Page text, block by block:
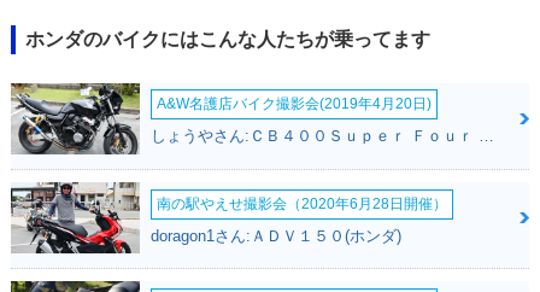
ー設定となり、ハンドルに振動抑制のためのインナーウェイト接地などに
よって、長距離走行性とその際の疲労軽減を図った。クラッチがアシスト
スリッパークラッチになったのも寄与。メーターにはギアポジションも表
示するようになった。また、従来は標準仕様/タイプLDという設定だった
が、標準仕様とサスストロークの長い＜s＞タイプというラインナップに
なった。2019年までのタイプLDと、2021年の標準仕様のシート高は同じ
式が8BK-MD47となった。2025年3月発売モデルでは、ラジエターグリル
やサイドカバーの形状が変更された。
ホンダのバイクにはこんな人たちが乗ってます
A&W名護店バイク撮影会(2019年4月20日)
しょうやさん:ＣＢ４００Ｓｕｐｅｒ Ｆｏｕｒ ＶＴＥＣ ＳＰＥＣ３(ホンダ)
南の駅やえせ撮影会（2020年6月28日開催）
doragon1さん:ＡＤＶ１５０(ホンダ)